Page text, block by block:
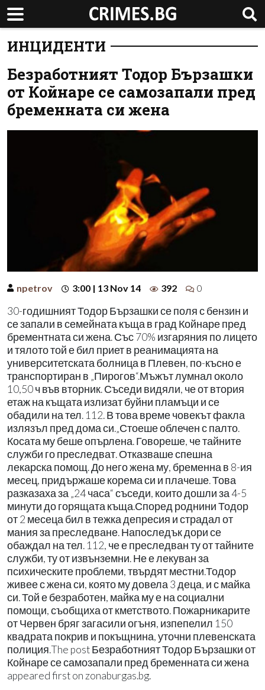
ИНЦИДЕНТИ
Безработният Тодор Бързашки
от Койнаре се самозапали пред
бременната си жена
npetrov 3:00 | 13 Nov 14 392 0
30-годишният Тодор Бързашки се поля с бензин и
се запали в семейната къща в град Койнаре пред
брементната си жена. Със 70% изгаряния по лицето
и тялото той е бил приет в реанимацията на
университетската болница в Плевен, по-късно е
транспортиран в „Пирогов“.Мъжът лумнал около
10,50 ч във вторник. Съседи видяли, че от втория
етаж на къщата излизат буйни пламъци и се
обадили на тел. 112. В това време човекът факла
излязъл пред дома си.„Стоеше облечен с палто.
Косата му беше опърлена. Говореше, че тайните
служби го преследват. Отказваше спешна
лекарска помощ. До него жена му, бременна в 8-ия
месец, придържаше корема си и плачеше. Това
разказаха за „24 часа“ съседи, които дошли за 4-5
минути до горящата къща.Според роднини Тодор
от 2 месеца бил в тежка депресия и страдал от
мания за преследване. Напоследък дори се
обаждал на тел. 112, че е преследван ту от тайните
служби, ту от извънземни. Не е лекуван за
психическите проблеми, твърдят местни.Тодор
живее с жена си, която му довела 3 деца, и с майка
си. Той е безработен, майка му е на социални
помощи, съобщиха от кметството. Пожарникарите
от Червен бряг загасили огъня, изпепелил 150
квадрата покрив и покъщнина, уточни плевенската
полиция.The post Безработният Тодор Бързашки от
Койнаре се самозапали пред бременната си жена
appeared first on zonaburgas.bg.